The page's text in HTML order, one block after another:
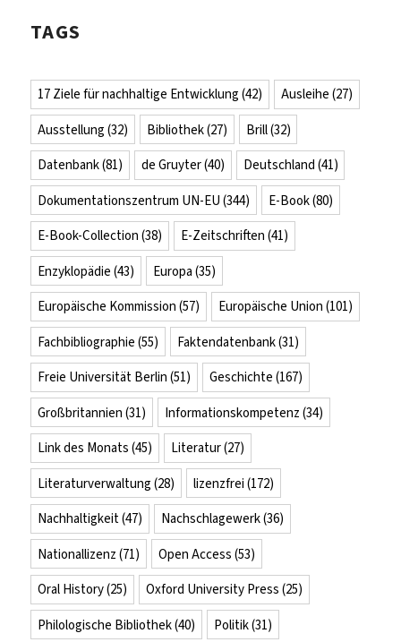
TAGS
17 Ziele für nachhaltige Entwicklung (42) Ausleihe (27)
Ausstellung (32) Bibliothek(27) Brill(32)
Datenbank(81) de Gruyter(40) Deutschland (41)
Dokumentationszentrum UN-EU (344) E-Book(80)
E-Book-Collection (38) E-Zeitschriften (41)
Enzyklopädie (43) Europa (35)
Europäische Kommission (57) Europäische Union (101)
Fachbibliographie (55) Faktendatenbank(31)
Freie Universität Berlin (51) Geschichte (167)
Großbritannien (31) Informationskompetenz (34)
Link des Monats (45) Literatur(27)
Literaturverwaltung (28) lizenzfrei (172)
Nachhaltigkeit(47) Nachschlagewerk(36)
Nationallizenz (71) Open Access (53)
Oral History(25) Oxford University Press (25)
Philologische Bibliothek(40) Politik(31)